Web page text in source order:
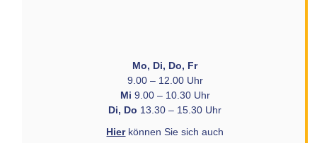
Mo, Di, Do, Fr
9.00 – 12.00 Uhr
Mi 9.00 – 10.30 Uhr
Di, Do 13.30 – 15.30 Uhr
Hierkönnen Sie sich auch